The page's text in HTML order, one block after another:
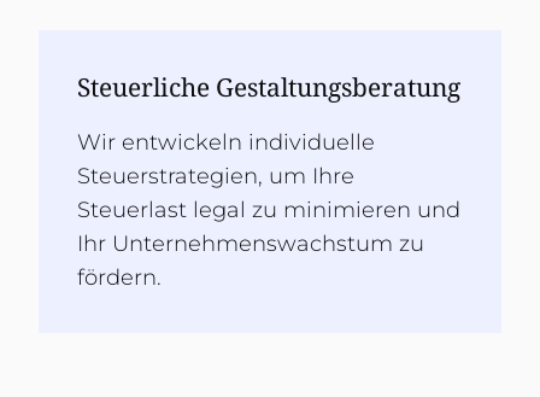
Steuerliche Gestaltungsberatung
Wir entwickeln individuelle
Steuerstrategien, um Ihre
Steuerlast legal zu minimieren und
Ihr Unternehmenswachstum zu
fördern.